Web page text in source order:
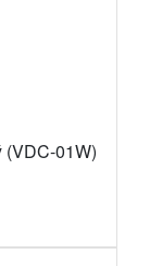
(VDC-01W)